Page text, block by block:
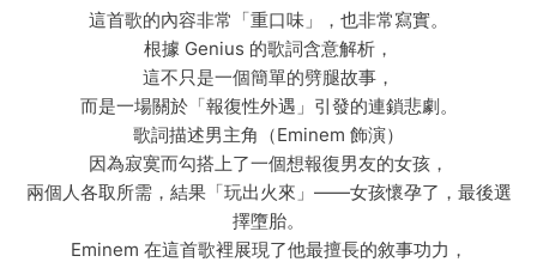
這首歌的內容非常「重口味」，也非常寫實。
根據 Genius 的歌詞含意解析，
這不只是一個簡單的劈腿故事，
而是一場關於「報復性外遇」引發的連鎖悲劇。
歌詞描述男主角（Eminem 飾演）
因為寂寞而勾搭上了一個想報復男友的女孩，
兩個人各取所需，結果「玩出火來」——女孩懷孕了，最後選
擇墮胎。
Eminem 在這首歌裡展現了他最擅長的敘事功力，